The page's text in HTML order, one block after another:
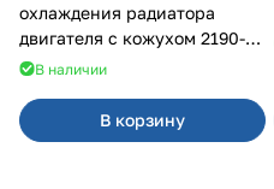
охлаждения радиатора
двигателя с кожухом 2190-
2194 н/о с кондиционером
В наличии
В корзину